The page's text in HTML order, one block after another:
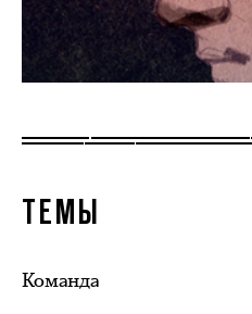
ТЕМЫ
Команда